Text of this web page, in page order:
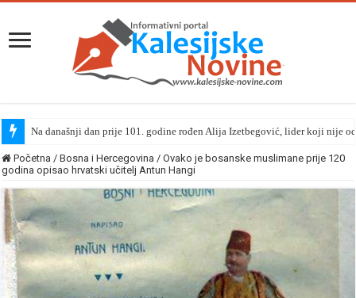
Na današnji dan prije 101. godine rođen Alija Izetbegović, lider koji nije
Početna / Bosna i Hercegovina / Ovako je bosanske muslimane prije 120
godina opisao hrvatski učitelj Antun Hangi